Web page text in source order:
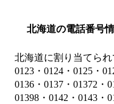
北海道の電話番号
北海道に割り当てられ
0123・0124・0125・
0136・0137・01372・
01398・0142・0143・